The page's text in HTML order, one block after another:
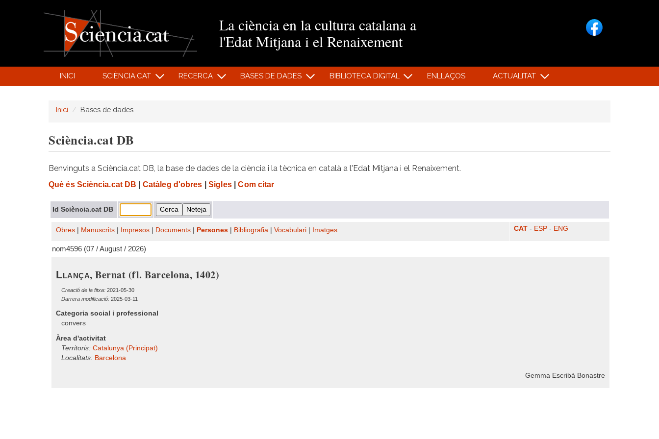
La ciència en la cultura catalana a
l'Edat Mitjana i el Renaixement
INICI SCIÈNCIA.CAT RECERCA BASES DE DADES BIBLIOTECA DIGITAL ENLLAÇOS ACTUALITAT
Inici Bases de dades
Sciència.cat DB
Benvinguts a Sciència.cat DB, la base de dades de la ciència i la tècnica en català a l'Edat Mitjana i el Renaixement.
Què és Sciència.cat DB Catàleg d'obres Sigles| Com citar
Id Sciència.cat DB
Obres Manuscrits Impresos Documents Persones Bibliografia Vocabulari Imatges CAT - ESP - ENG
nom4596 (07 / August / 2026)
Llança, Bernat (fl. Barcelona, 1402)
Creació de la fitxa: 2021-05-30
Darrera modificació: 2025-03-11
Categoria social i professional
convers
Àrea d'activitat
Territoris: Catalunya (Principat)
Localitats: Barcelona
Gemma Escribà Bonastre